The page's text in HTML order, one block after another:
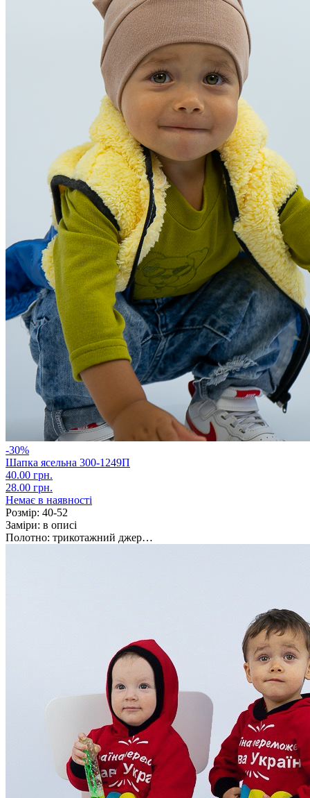
-30%
Шапка ясельна 300-1249П
40.00 грн.
28.00 грн.
Немає в наявності
Розмір: 40-52
Заміри: в описі
Полотно: трикотажний джер…